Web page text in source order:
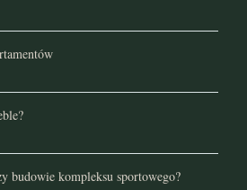
budowie kompleksu sportowego?